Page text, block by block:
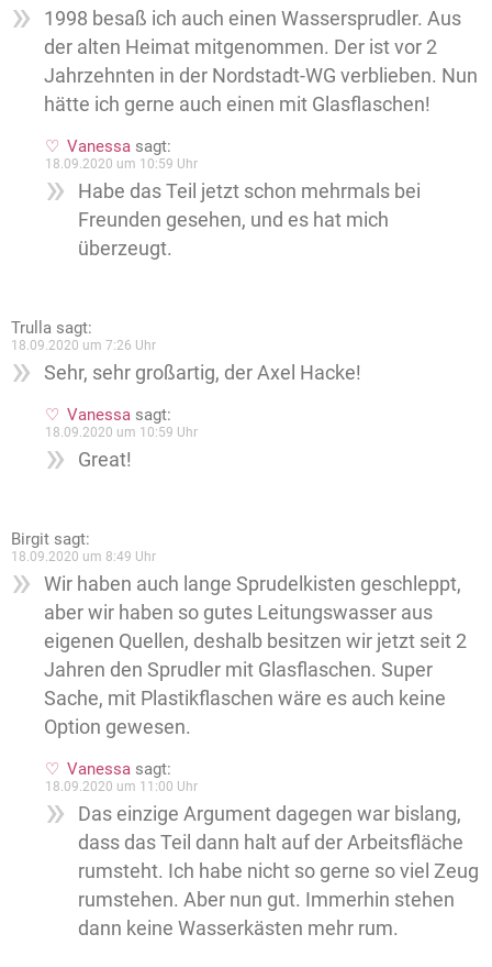
1998 besaß ich auch einen Wassersprudler. Aus
der alten Heimat mitgenommen. Der ist vor 2
Jahrzehnten in der Nordstadt-WG verblieben. Nun
hätte ich gerne auch einen mit Glasflaschen!
Vanessa sagt:
18.09.2020 um 10:59 Uhr
Habe das Teil jetzt schon mehrmals bei
Freunden gesehen, und es hat mich
überzeugt.
Trulla sagt:
18.09.2020 um 7:26 Uhr
Sehr, sehr großartig, der Axel Hacke!
Vanessa sagt:
18.09.2020 um 10:59 Uhr
Great!
Birgit sagt:
18.09.2020 um 8:49 Uhr
Wir haben auch lange Sprudelkisten geschleppt,
aber wir haben so gutes Leitungswasser aus
eigenen Quellen, deshalb besitzen wir jetzt seit 2
Jahren den Sprudler mit Glasflaschen. Super
Sache, mit Plastikflaschen wäre es auch keine
Option gewesen.
Vanessa sagt:
18.09.2020 um 11:00 Uhr
Das einzige Argument dagegen war bislang,
dass das Teil dann halt auf der Arbeitsfläche
rumsteht. Ich habe nicht so gerne so viel Zeug
rumstehen. Aber nun gut. Immerhin stehen
dann keine Wasserkästen mehr rum.